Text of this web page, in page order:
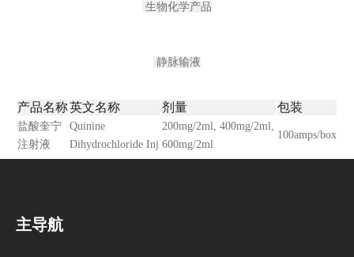
生物化学产品
静脉输液
产品名称英文名称 剂量 包装
盐酸奎宁
注射液
Quinine
Dihydrochloride Inj
200mg/2ml, 400mg/2ml,
600mg/2ml
100amps/box
主导航